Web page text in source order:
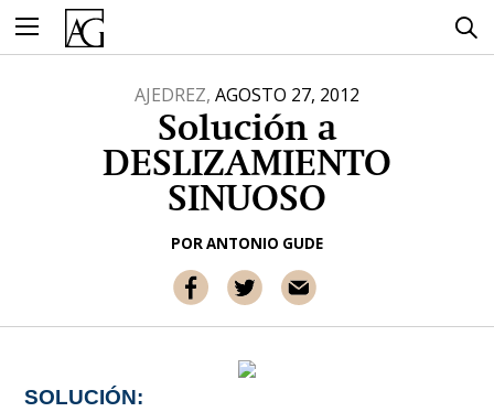
contenido
AJEDREZ, AGOSTO 27, 2012
Solución a
DESLIZAMIENTO
SINUOSO
PORANTONIO GUDE
SOLUCIÓN: